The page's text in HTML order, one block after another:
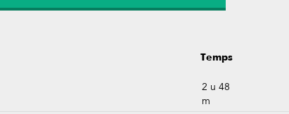
Temps
2 u 48
m